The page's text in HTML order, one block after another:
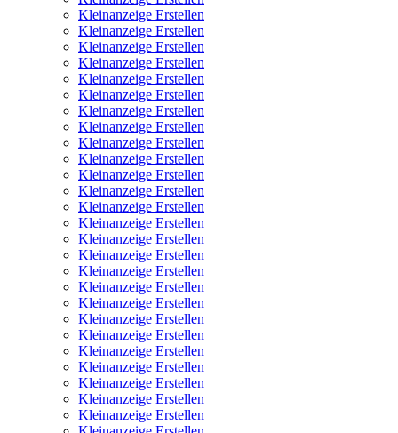
Kleinanzeige Erstellen
Kleinanzeige Erstellen
Kleinanzeige Erstellen
Kleinanzeige Erstellen
Kleinanzeige Erstellen
Kleinanzeige Erstellen
Kleinanzeige Erstellen
Kleinanzeige Erstellen
Kleinanzeige Erstellen
Kleinanzeige Erstellen
Kleinanzeige Erstellen
Kleinanzeige Erstellen
Kleinanzeige Erstellen
Kleinanzeige Erstellen
Kleinanzeige Erstellen
Kleinanzeige Erstellen
Kleinanzeige Erstellen
Kleinanzeige Erstellen
Kleinanzeige Erstellen
Kleinanzeige Erstellen
Kleinanzeige Erstellen
Kleinanzeige Erstellen
Kleinanzeige Erstellen
Kleinanzeige Erstellen
Kleinanzeige Erstellen
Kleinanzeige Erstellen